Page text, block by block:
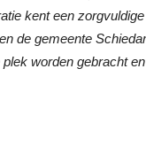
kent een
de gemeente
worden gebracht